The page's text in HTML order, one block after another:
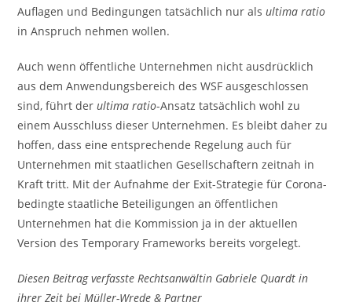
Auflagen und Bedingungen tatsächlich nur alsultima ratio
in Anspruch nehmen wollen.
Auch wenn öffentliche Unternehmen nicht ausdrücklich
aus dem Anwendungsbereich des WSF ausgeschlossen
sind, führt derultima ratio-Ansatz tatsächlich wohl zu
einem Ausschluss dieser Unternehmen. Es bleibt daher zu
hoffen, dass eine entsprechende Regelung auch für
Unternehmen mit staatlichen Gesellschaftern zeitnah in
Kraft tritt. Mit der Aufnahme der Exit-Strategie für Corona-
bedingte staatliche Beteiligungen an öffentlichen
Unternehmen hat die Kommission ja in der aktuellen
Version des Temporary Frameworks bereits vorgelegt.
Diesen Beitrag verfasste Rechtsanwältin Gabriele Quardt in
ihrer Zeit bei Müller-Wrede & Partner